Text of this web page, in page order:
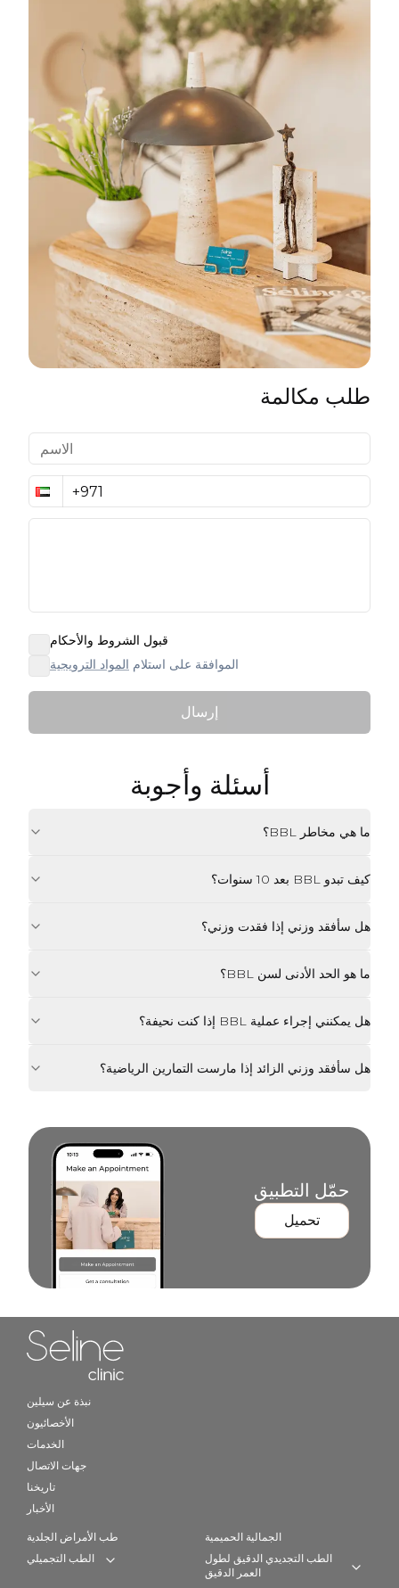
طلب مكالمة
قبول الشروط والأحكام
الموافقة على استلام المواد الترويجية
إرسال
أسئلة وأجوبة
ما هي مخاطر BBL؟
كيف تبدو BBL بعد 10 سنوات؟
هل سأفقد وزني إذا فقدت وزني؟
ما هو الحد الأدنى لسن BBL؟
هل يمكنني إجراء عملية BBL إذا كنت نحيفة؟
هل سأفقد وزني الزائد إذا مارست التمارين الرياضية؟
حمّل التطبيق
تحميل
نبذة عن سيلين
الأخصائيون
الخدمات
جهات الاتصال
تاريخنا
الأخبار
طب الأمراض الجلدية
الجمالية الحميمية
الطب التجميلي
Expand category
الطب التجديدي الدقيق لطول
العمر الدقيق